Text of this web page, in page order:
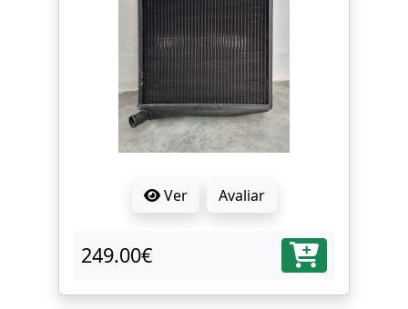
Ver Avaliar
249.00€